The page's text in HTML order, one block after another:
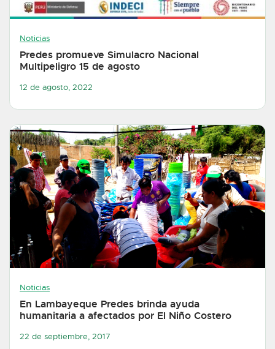
Noticias
Predes promueve Simulacro Nacional
Multipeligro 15 de agosto
12 de agosto, 2022
Noticias
En Lambayeque Predes brinda ayuda
humanitaria a afectados por El Niño Costero
22 de septiembre, 2017